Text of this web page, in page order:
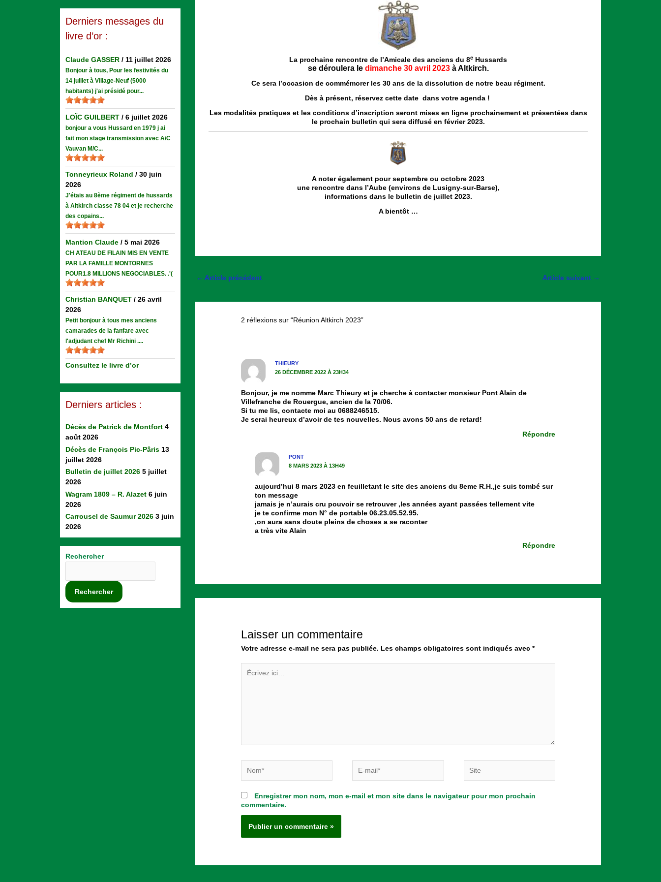
Derniers messages du
livre d’or :
Claude GASSER / 11 juillet 2026
Bonjour à tous, Pour les festivités du
14 juillet à Village-Neuf (5000
habitants) j'ai présidé pour...
LOÏC GUILBERT /6 juillet 2026
bonjour a vous Hussard en 1979 j ai
fait mon stage transmission avec A/C
Vauvan M/C...
Tonneyrieux Roland /30 juin
2026
J'étais au 8ème régiment de hussards
à Altkirch classe 78 04 et je recherche
des copains...
Mantion Claude /5 mai 2026
CH ATEAU DE FILAIN MIS EN VENTE
PAR LA FAMILLE MONTORNES
POUR1.8 MILLIONS NEGOCIABLES. .'(
Christian BANQUET /26 avril
2026
Petit bonjour à tous mes anciens
camarades de la fanfare avec
l'adjudant chef Mr Richini ....
Consultez le livre d’or
Derniers articles :
Décès de Patrick de Montfort 4
août 2026
Décès de François Pic-Pâris 13
juillet 2026
Bulletin de juillet 2026 5 juillet
2026
Wagram 1809 – R. Alazet 6 juin
2026
Carrousel de Saumur 2026 3 juin
2026
Rechercher
Rechercher
La prochaine rencontre de l’Amicale des anciens du 8e Hussards
se déroulera le dimanche 30 avril 2023à Altkirch.
Ce sera l’occasion de commémorer les 30 ans de la dissolution de notre beau régiment.
Dès à présent, réservez cette date dans votre agenda !
Les modalités pratiques et les conditions d’inscription seront mises en ligne prochainement et présentées dans
le prochain bulletin qui sera diffusé en février 2023.
A noter également pour septembre ou octobre 2023
une rencontre dans l’Aube (environs de Lusigny-sur-Barse),
informations dans le bulletin de juillet 2023.
A bientôt …
← Article précédent Article suivant →
2 réflexions sur “Réunion Altkirch 2023”
THIEURY
26 DÉCEMBRE 2022 À 23H34
Bonjour, je me nomme Marc Thieury et je cherche à contacter monsieur Pont Alain de
Villefranche de Rouergue, ancien de la 70/06.
Si tu me lis, contacte moi au 0688246515.
Je serai heureux d’avoir de tes nouvelles. Nous avons 50 ans de retard!
Répondre
PONT
8 MARS 2023 À 13H49
aujourd’hui 8 mars 2023 en feuilletant le site des anciens du 8eme R.H.,je suis tombé sur
ton message
jamais je n’aurais cru pouvoir se retrouver ,les années ayant passées tellement vite
je te confirme mon N° de portable 06.23.05.52.95.
,on aura sans doute pleins de choses a se raconter
a très vite Alain
Répondre
Laisser un commentaire
Votre adresse e-mail ne sera pas publiée. Les champs obligatoires sont indiqués avec*
ici…
mail*
Enregistrer mon nom, mon e-mail et mon site dans le navigateur pour mon prochain
commentaire.